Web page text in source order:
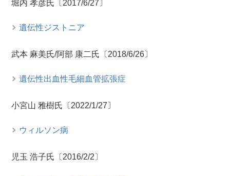
堀内 孝彦氏〔2017/6/27〕
遺伝性ジストニア
武本 麻美氏/阿部 康二氏〔2018/6/26〕
遺伝性出血性毛細血管拡張症
小宮山 雅樹氏〔2022/1/27〕
ウィルソン病
児玉 浩子氏〔2016/2/2〕